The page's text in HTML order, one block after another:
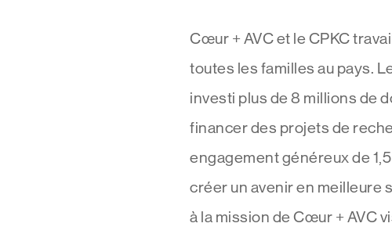
Cœur + AVC et le CPKC
toutes les familles au pays.
investi plus de 8 millions de
financer des projets de
engagement généreux de
créer un avenir en meilleure
à la mission de Cœur + AVC